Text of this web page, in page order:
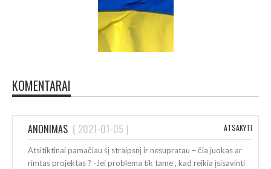
KOMENTARAI
ANONIMAS ( 2021-01-05 ) ATSAKYTI
Atsitiktinai pamačiau šį straipsnį ir nesupratau – čia juokas ar
rimtas projektas ? -Jei problema tik tame , kad reikia įsisavinti